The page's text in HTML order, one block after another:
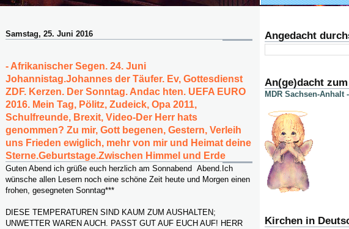
Samstag, 25. Juni 2016
- Afrikanischer Segen. 24. Juni
Johannistag.Johannes der Täufer. Ev, Gottesdienst
ZDF. Kerzen. Der Sonntag. Andac hten. UEFA EURO
2016. Mein Tag, Pölitz, Zudeick, Opa 2011,
Schulfreunde, Brexit, Video-Der Herr hats
genommen? Zu mir, Gott begenen, Gestern, Verleih
uns Frieden ewiglich, mehr von mir und Heimat deine
Sterne.Geburtstage.Zwischen Himmel und Erde
Guten Abend ich grüße euch herzlich am Sonnabend Abend.Ich
wünsche allen Lesern noch eine schöne Zeit heute und Morgen einen
frohen, gesegneten Sonntag***
DIESE TEMPERATUREN SIND KAUM ZUM AUSHALTEN;
UNWETTER WAREN AUCH. PASST GUT AUF EUCH AUF! HERR
Angedacht
An(ge)dacht
MDR Sachsen-Anhalt
Kirchen in